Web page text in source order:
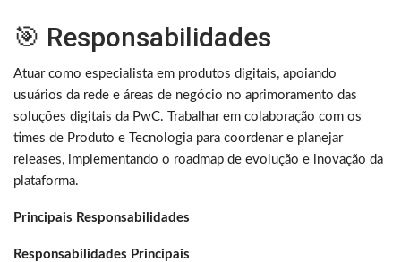
🎯 Responsabilidades
Atuar como especialista em produtos digitais, apoiando
usuários da rede e áreas de negócio no aprimoramento das
soluções digitais da PwC. Trabalhar em colaboração com os
times de Produto e Tecnologia para coordenar e planejar
releases, implementando o roadmap de evolução e inovação da
plataforma.
Principais Responsabilidades
Responsabilidades Principais